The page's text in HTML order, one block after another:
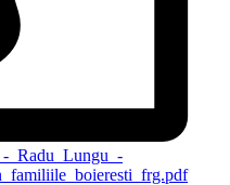
_Radu_Lungu_-